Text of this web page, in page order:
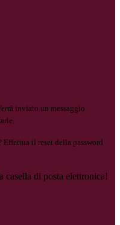
inviato un messaggio
Effettua il reset della password
casella di posta elettronica!